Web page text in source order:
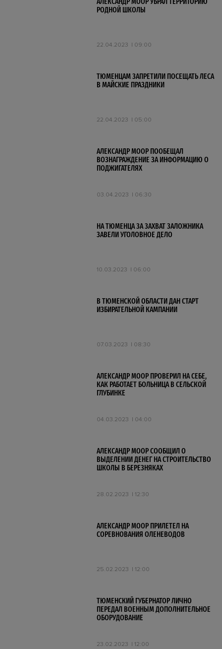
РОДНОЙ ШКОЛЫ
22.04.2023 09:00
ТЮМЕНЦАМ ЗАПРЕТИЛИ ПОСЕЩАТЬ ЛЕСА
В МАЙСКИЕ ПРАЗДНИКИ
22.04.2023 05:00
АЛЕКСАНДР МООР ПООБЕЩАЛ
ВОЗНАГРАЖДЕНИЕ ЗА ИНФОРМАЦИЮ О
ПОДЖИГАТЕЛЯХ
03.04.2023 06:30
НА ТЮМЕНЦА ЗА ЗАХВАТ ЗАЛОЖНИКА
ЗАВЕЛИ УГОЛОВНОЕ ДЕЛО
10.03.2023 06:00
В ТЮМЕНСКОЙ ОБЛАСТИ ДАН СТАРТ
ИЗБИРАТЕЛЬНОЙ КАМПАНИИ
07.03.2023 08:30
АЛЕКСАНДР МООР ПРОВЕРИЛ НА СЕБЕ,
КАК РАБОТАЕТ БОЛЬНИЦА В СЕЛЬСКОЙ
ГЛУБИНКЕ
04.03.2023 04:00
АЛЕКСАНДР МООР СООБЩИЛ О
ВЫДЕЛЕНИИ ДЕНЕГ НА СТРОИТЕЛЬСТВО
ШКОЛЫ В БЕРЕЗНЯКАХ
28.02.2023 12:30
АЛЕКСАНДР МООР ПРИЛЕТЕЛ НА
СОРЕВНОВАНИЯ ОЛЕНЕВОДОВ
25.02.2023 12:00
ТЮМЕНСКИЙ ГУБЕРНАТОР ЛИЧНО
ПЕРЕДАЛ ВОЕННЫМ ДОПОЛНИТЕЛЬНОЕ
ОБОРУДОВАНИЕ
23.02.2023 12:00